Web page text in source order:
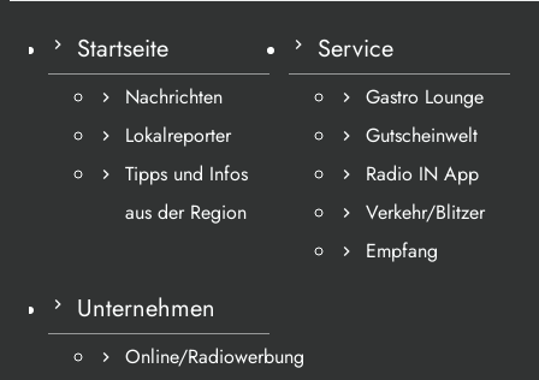
Startseite
Nachrichten
Lokalreporter
Tipps und Infos
aus der Region
Service
Gastro Lounge
Gutscheinwelt
Radio IN App
Verkehr/Blitzer
Empfang
Unternehmen
Online/Radiowerbung